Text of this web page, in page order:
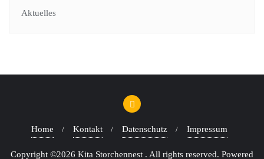
Aktuelles
Home Kontakt Datenschutz Impressum
Copyright ©2026 Kita Storchennest . All rights reserved. Powered